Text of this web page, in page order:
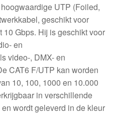
UTP (Foiled,
geschikt voor
Gbps. Hij is geschikt voor
en
video-, DMX- en
CAT6 F/UTP kan worden
10, 100, 1000 en 10.000
in verschillende
wordt geleverd in de kleur